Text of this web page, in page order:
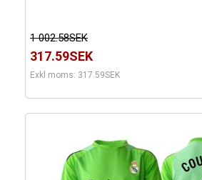
1 002.58SEK
317.59SEK
Exkl moms: 317.59SEK